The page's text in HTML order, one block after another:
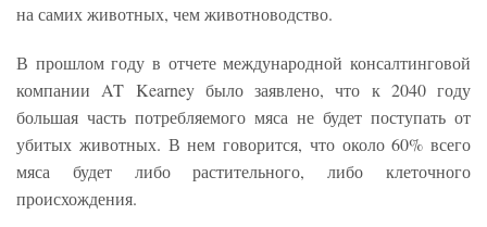
на самих животных, чем животноводство.
В прошлом году в отчете международной консалтинговой
компании AT Kearney было заявлено, что к 2040 году
большая часть потребляемого мяса не будет поступать от
убитых животных. В нем говорится, что около 60% всего
мяса будет либо растительного, либо клеточного
происхождения.